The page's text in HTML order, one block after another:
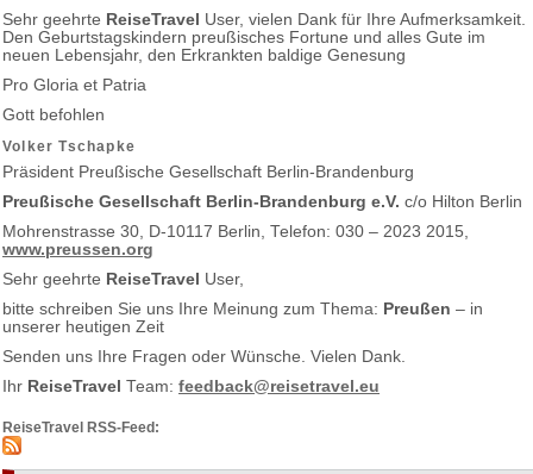
Sehr geehrte ReiseTravel User, vielen Dank für Ihre Aufmerksamkeit.
Den Geburtstagskindern preußisches Fortune und alles Gute im
neuen Lebensjahr, den Erkrankten baldige Genesung
Pro Gloria et Patria
Gott befohlen
Volker Tschapke
Präsident Preußische Gesellschaft Berlin-Brandenburg
Preußische Gesellschaft Berlin-Brandenburg e.V. c/o Hilton Berlin
Mohrenstrasse 30, D-10117 Berlin, Telefon: 030 – 2023 2015,
www.preussen.org
Sehr geehrte ReiseTravel User,
bitte schreiben Sie uns Ihre Meinung zum Thema: Preußen – in
unserer heutigen Zeit
Senden uns Ihre Fragen oder Wünsche. Vielen Dank.
Ihr ReiseTravel Team: feedback@reisetravel.eu
ReiseTravel RSS-Feed: